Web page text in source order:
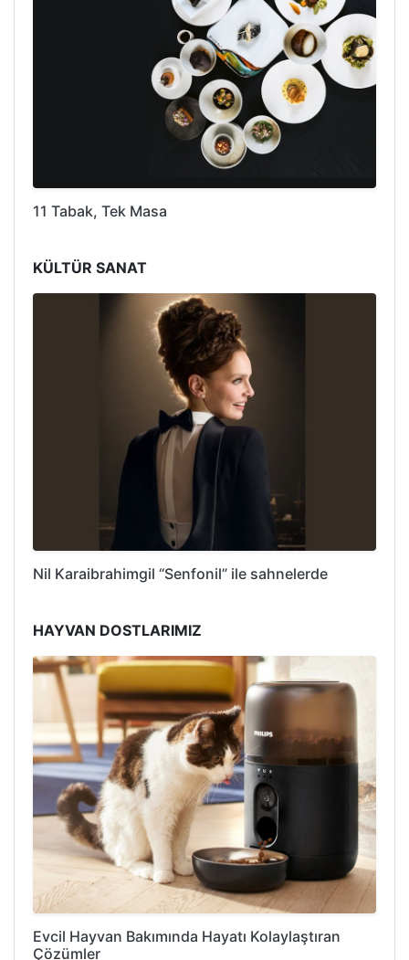
11 Tabak, Tek Masa
KÜLTÜR SANAT
Nil Karaibrahimgil “Senfonil” ile sahnelerde
HAYVAN DOSTLARIMIZ
Evcil Hayvan Bakımında Hayatı Kolaylaştıran
Çözümler